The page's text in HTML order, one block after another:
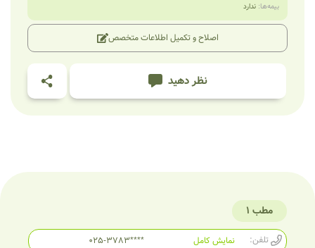
بیمه‌ها: ندارد
اصلاح و تکمیل اطلاعات متخصص
نظر دهید
مطب 1
تلفن: 025-3783****
نمایش کامل